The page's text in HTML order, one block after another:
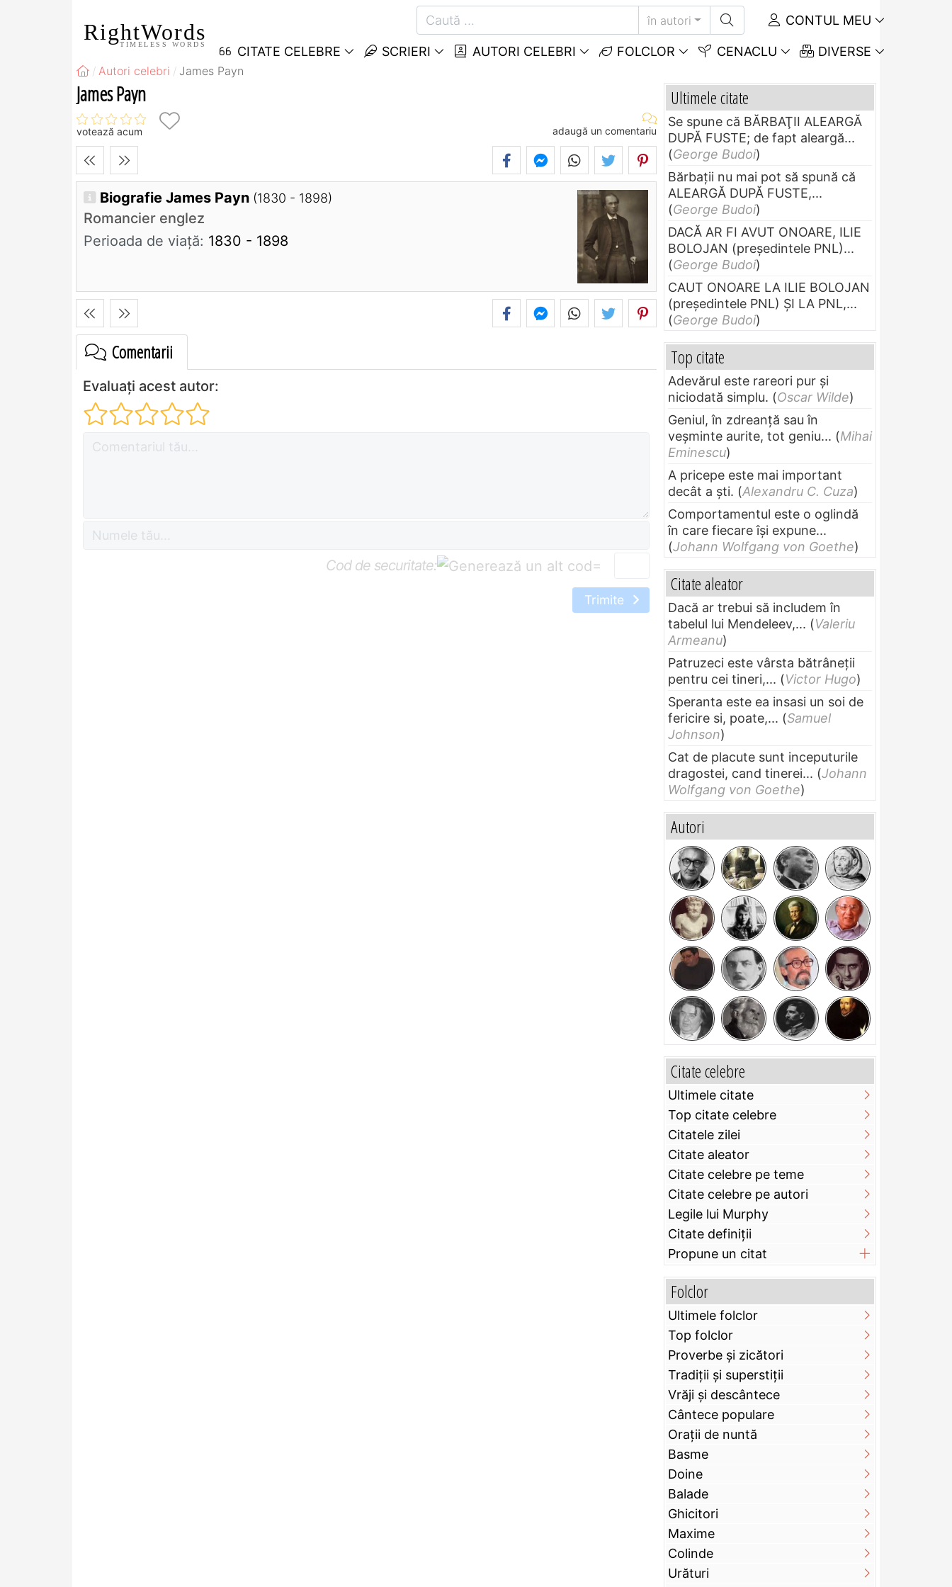
RightWords
TIMELESS WORDS
în autori CONTUL MEU
CITATE CELEBRE SCRIERI AUTORI CELEBRI FOLCLOR CENACLU DIVERSE
Autori celebri James Payn
James Payn
votează acum adaugă un comentariu
Biografie James Payn (1830 - 1898)
Romancier englez
Perioada de viaţă: 1830 - 1898
Comentarii
Evaluați acest autor:
Cod de securitate: =
Trimite
Ultimele citate
Se spune că BĂRBAŢII ALEARGĂ
DUPĂ FUSTE; de fapt aleargă...
(George Budoi)
Bărbaţii nu mai pot să spună că
ALEARGĂ DUPĂ FUSTE,...
(George Budoi)
DACĂ AR FI AVUT ONOARE, ILIE
BOLOJAN (preşedintele PNL)...
(George Budoi)
CAUT ONOARE LA ILIE BOLOJAN
(preşedintele PNL) ŞI LA PNL,...
(George Budoi)
Top citate
Adevărul este rareori pur și
niciodată simplu. (Oscar Wilde)
Geniul, în zdreanţă sau în
veşminte aurite, tot geniu... (Mihai
Eminescu)
A pricepe este mai important
decât a ști. (Alexandru C. Cuza)
Comportamentul este o oglindă
în care fiecare își expune...
(Johann Wolfgang von Goethe)
Citate aleator
Dacă ar trebui să includem în
tabelul lui Mendeleev,... (Valeriu
Armeanu)
Patruzeci este vârsta bătrâneții
pentru cei tineri,... (Victor Hugo)
Speranta este ea insasi un soi de
fericire si, poate,... (Samuel
Johnson)
Cat de placute sunt inceputurile
dragostei, cand tinerei... (Johann
Wolfgang von Goethe)
Autori
Citate celebre
Ultimele citate
Top citate celebre
Citatele zilei
Citate aleator
Citate celebre pe teme
Citate celebre pe autori
Legile lui Murphy
Citate definiţii
Propune un citat
Folclor
Ultimele folclor
Top folclor
Proverbe și zicători
Tradiții și superstiții
Vrăji și descântece
Cântece populare
Orații de nuntă
Basme
Doine
Balade
Ghicitori
Maxime
Colinde
Urături